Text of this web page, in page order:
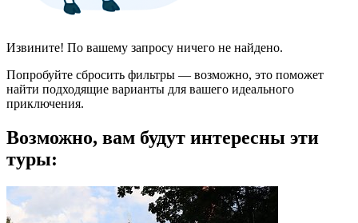
Извините! По вашему запросу ничего не найдено.
Попробуйте сбросить фильтры — возможно, это поможет
найти подходящие варианты для вашего идеального
приключения.
Возможно, вам будут интересны эти
туры: